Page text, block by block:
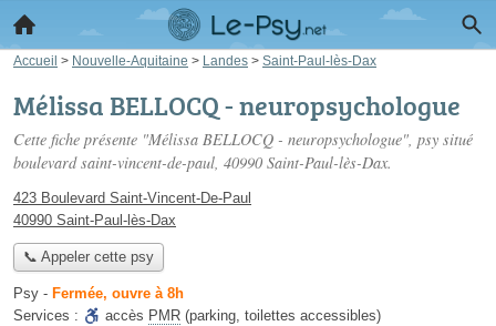
Accueil > Nouvelle-Aquitaine > Landes > Saint-Paul-lès-Dax
Mélissa BELLOCQ - neuropsychologue
Cette fiche présente "Mélissa BELLOCQ - neuropsychologue", psy situé
boulevard saint-vincent-de-paul, 40990 Saint-Paul-lès-Dax.
423 Boulevard Saint-Vincent-De-Paul
40990 Saint-Paul-lès-Dax
📞 Appeler cette psy
Psy - Fermée, ouvre à 8h
Services :
accès PMR (parking, toilettes accessibles)